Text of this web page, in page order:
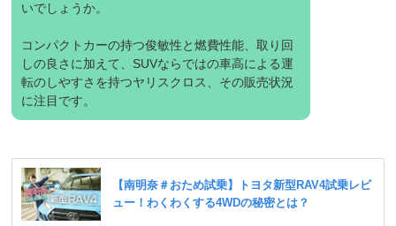
いでしょうか。
コンパクトカーの持つ俊敏性と燃費性能、取り回
しの良さに加えて、SUVならではの車高による運
転のしやすさを持つヤリスクロス、その販売状況
に注目です。